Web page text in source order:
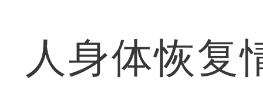
人身体恢复